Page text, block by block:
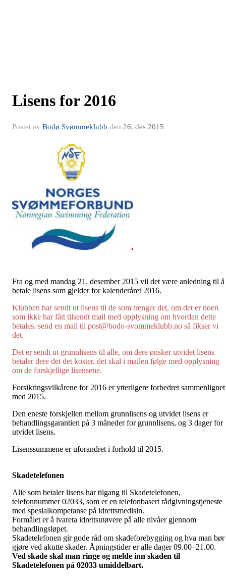
Lisens for 2016
Postet av Bodø Svømmeklubb den 26. des 2015
Fra og med mandag 21. desember 2015 vil det være anledning til å
betale lisens som gjelder for kalenderåret 2016.
Klubben har sendt ut lisens til de som trenger det, om det er noen
som ikke har fått tilsendt mail med opplysning om hvordan dette
betales, send en mail til post@bodo-svommeklubb.no så fikser vi
det.
Det er sendt ut grunnlisens til alle, om dere ønsker utvidet lisens
betaler dere det det koster, det skal i mailen følge med opplysning
om de forskjellige lisensene.
Forsikringsvilkårene for 2016 er ytterligere forbedret sammenlignet
med 2015.
Den eneste forskjellen mellom grunnlisens og utvidet lisens er
behandlingsgarantien på 3 måneder for grunnlisens, og 3 dager for
utvidet lisens.
Lisenssummene er uforandret i forhold til 2015.
Skadetelefonen
Alle som betaler lisens har tilgang til Skadetelefonen,
telefonnummer 02033, som er en telefonbasert rådgivningstjeneste
med spesialkompetanse på idrettsmedisin.
Formålet er å ivareta idrettsutøvere på alle nivåer gjennom
behandlingsløpet.
Skadetelefonen gir gode råd om skadeforebygging og hva man bør
gjøre ved akutte skader. Åpningstider er alle dager 09.00–21.00.
Ved skade skal man ringe og melde inn skaden til
Skadetelefonen på 02033 umiddelbart.